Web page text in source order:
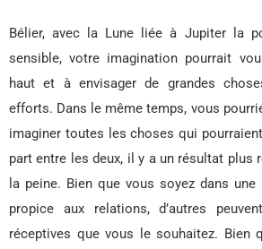
Bélier, avec la Lune liée à Jupiter la
sensible, votre imagination pourrait
haut et à envisager de grandes
efforts. Dans le même temps, vous
imaginer toutes les choses qui
part entre les deux, il y a un résultat plus
la peine. Bien que vous soyez dans une
propice aux relations, d’autres
réceptives que vous le souhaitez. Bien